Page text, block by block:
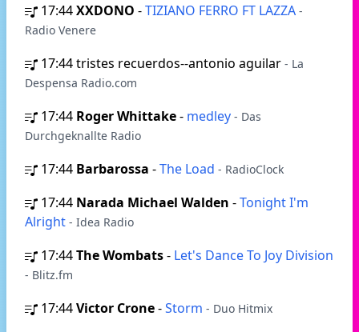
17:44XXDONO -TIZIANO FERRO FT LAZZA -
Radio Venere
17:44tristes recuerdos--antonio aguilar - La
Despensa Radio.com
17:44 Roger Whittake- medley - Das
Durchgeknallte Radio
17:44 Barbarossa -The Load - RadioClock
17:44 Narada Michael Walden -Tonight I'm
Alright - Idea Radio
17:44The Wombats- Let's Dance To Joy Division
- Blitz.fm
17:44Victor Crone-Storm - Duo Hitmix